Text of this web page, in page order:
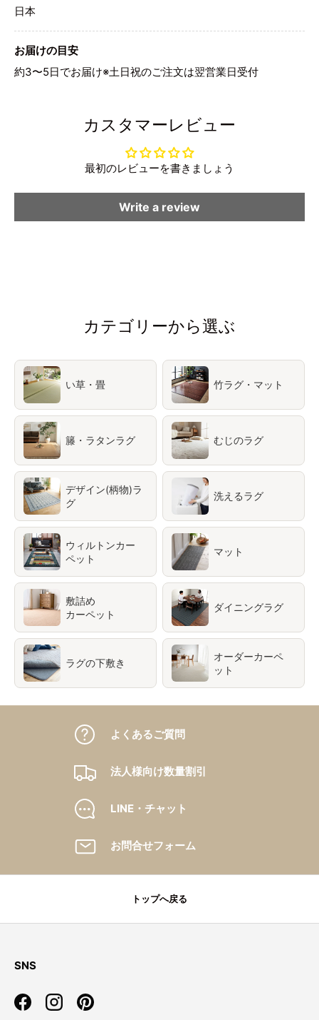
日本
お届けの目安
約3〜5日でお届け※土日祝のご注文は翌営業日受付
カスタマーレビュー
最初のレビューを書きましょう
Write a review
カテゴリーから選ぶ
い草・畳 竹ラグ・マット
籐・ラタンラグ むじのラグ
デザイン(柄物)ラ
グ
洗えるラグ
ウィルトンカー
ペット
マット
敷詰め
カーペット
ダイニングラグ
ラグの下敷き
オーダーカーペ
ット
よくあるご質問
法人様向け数量割引
LINE・チャット
お問合せフォーム
トップへ戻る
SNS
FacebookInstagramPinterest